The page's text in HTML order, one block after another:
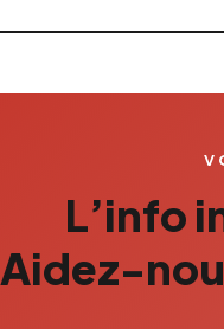
L’info
Aidez-